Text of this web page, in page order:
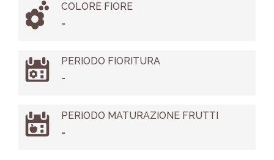
COLORE FIORE
-
PERIODO FIORITURA
-
PERIODO MATURAZIONE FRUTTI
-